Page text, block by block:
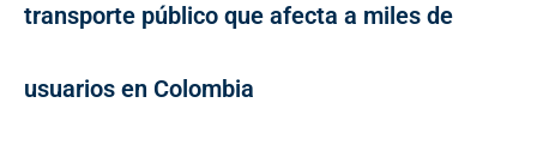
transporte público que afecta a miles de
usuarios en Colombia